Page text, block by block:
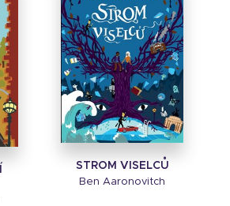
STROM VISELCŮ
Ben Aaronovitch